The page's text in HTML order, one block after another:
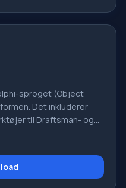
sproget (Object
Det inkluderer
til Draftsman- og
med Pascal
er at studere og
Funktioner